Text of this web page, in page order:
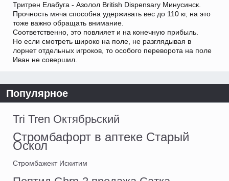
Тритрен Елабуга - Азолол British Dispensary Минусинск.
Прочность мяча способна удерживать вес до 110 кг, на это
тоже важно обращать внимание.
Соответственно, это повлияет и на конечную прибыль.
Но если смотреть широко на поле, не разглядывая в
лорнет отдельных игроков, то особого переворота на поле
Иван не совершил.
Популярное
Tri Tren Октябрьский
Стромбафорт в аптеке Старый
Оскол
Стромбажект Искитим